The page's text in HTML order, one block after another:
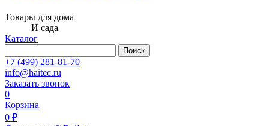
Товары для дома
И сада
Каталог
Поиск
+7 (499) 281-81-70
info@haitec.ru
Заказать звонок
0
Корзина
0 ₽